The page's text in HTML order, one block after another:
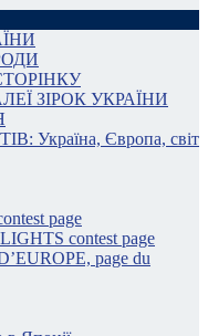
ЗІРОК УКРАЇНИ
Європа, світ
page
contest page
page du